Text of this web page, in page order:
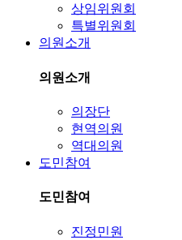
상임위원회
특별위원회
의원소개
의원소개
의장단
현역의원
역대의원
도민참여
도민참여
진정민원